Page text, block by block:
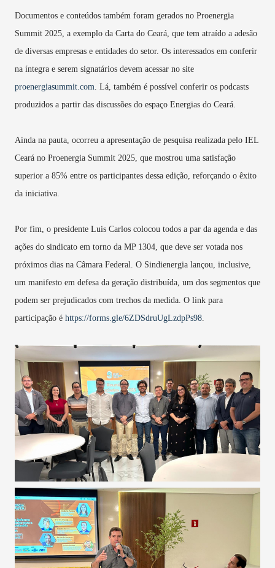
Documentos e conteúdos também foram gerados no Proenergia
Summit 2025, a exemplo da Carta do Ceará, que tem atraído a adesão
de diversas empresas e entidades do setor. Os interessados em conferir
na íntegra e serem signatários devem acessar no site
proenergiasummit.com. Lá, também é possível conferir os podcasts
produzidos a partir das discussões do espaço Energias do Ceará.
Ainda na pauta, ocorreu a apresentação de pesquisa realizada pelo IEL
Ceará no Proenergia Summit 2025, que mostrou uma satisfação
superior a 85% entre os participantes dessa edição, reforçando o êxito
da iniciativa.
Por fim, o presidente Luis Carlos colocou todos a par da agenda e das
ações do sindicato em torno da MP 1304, que deve ser votada nos
próximos dias na Câmara Federal. O Sindienergia lançou, inclusive,
um manifesto em defesa da geração distribuída, um dos segmentos que
podem ser prejudicados com trechos da medida. O link para
participação é https://forms.gle/6ZDSdruUgLzdpPs98.